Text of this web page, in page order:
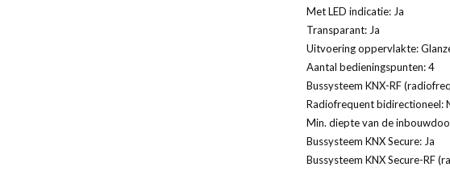
Met LED indicatie: Ja
Transparant: Ja
Uitvoering oppervlakte:
Aantal bedieningspunten: 4
Bussysteem KNX-RF
Radiofrequent bidirectioneel:
Min. diepte van de
Bussysteem KNX Secure: Ja
Bussysteem KNX Secure-RF